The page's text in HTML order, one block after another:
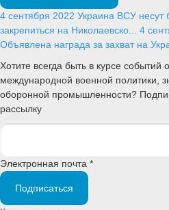
4 сентября 2022 Украина ВСУ несут
закрепиться на Николаевско... 4
Объявлена награда за захват на
Хотите всегда быть в курсе событий
международной военной политики,
оборонной промышленности?
рассылку
Электронная почта *
Подписаться